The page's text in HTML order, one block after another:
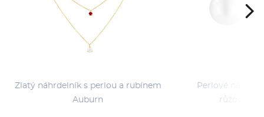
Zlatý náhrdelník s perlou a rubínem
Auburn
Perlové
růžového